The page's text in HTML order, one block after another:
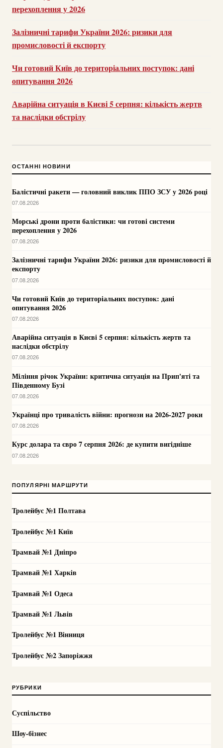
перехоплення у 2026
Залізничні тарифи України 2026: ризики для
промисловості й експорту
Чи готовий Київ до територіальних поступок: дані
опитування 2026
Аварійна ситуація в Києві 5 серпня: кількість жертв
та наслідки обстрілу
ОСТАННІ НОВИНИ
Балістичні ракети — головний виклик ППО ЗСУ у 2026 році
07.08.2026
Морські дрони проти балістики: чи готові системи
перехоплення у 2026
07.08.2026
Залізничні тарифи України 2026: ризики для промисловості й
експорту
07.08.2026
Чи готовий Київ до територіальних поступок: дані
опитування 2026
07.08.2026
Аварійна ситуація в Києві 5 серпня: кількість жертв та
наслідки обстрілу
07.08.2026
Міління річок України: критична ситуація на Прип'яті та
Південному Бузі
07.08.2026
Українці про тривалість війни: прогнози на 2026-2027 роки
07.08.2026
Курс долара та євро 7 серпня 2026: де купити вигідніше
07.08.2026
ПОПУЛЯРНІ МАРШРУТИ
Тролейбус №1 Полтава
Тролейбус №1 Київ
Трамвай №1 Дніпро
Трамвай №1 Харків
Трамвай №1 Одеса
Трамвай №1 Львів
Тролейбус №1 Вінниця
Тролейбус №2 Запоріжжя
РУБРИКИ
Суспільство
Шоу-бізнес